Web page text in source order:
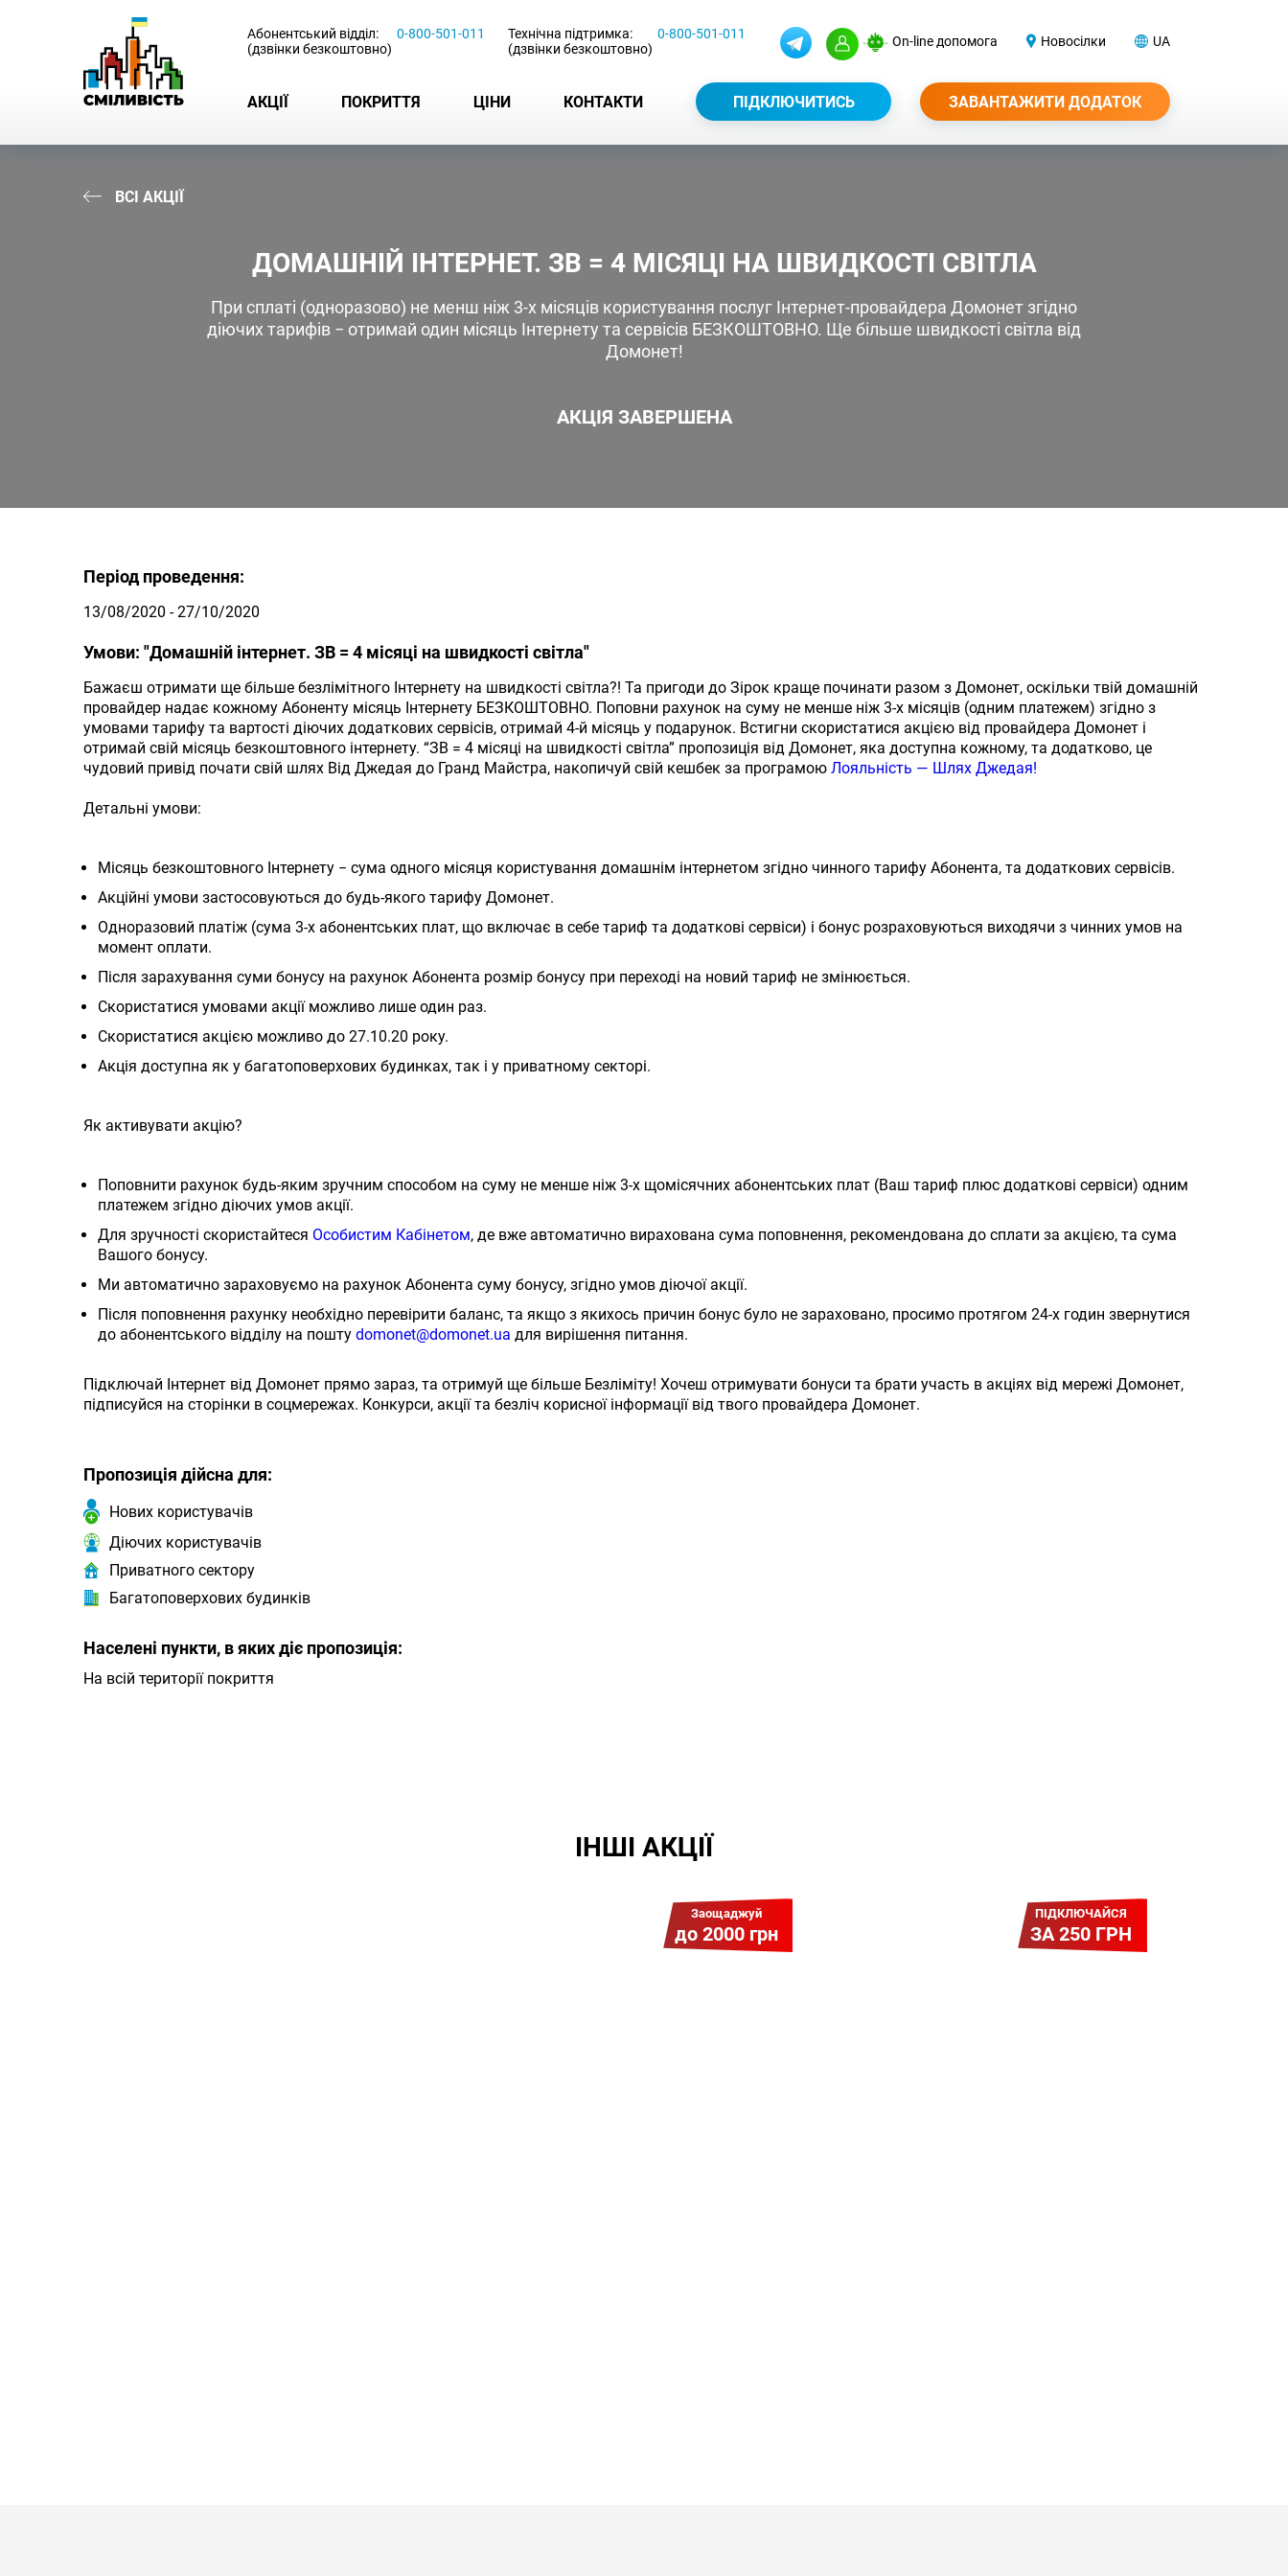
Абонентський відділ:
(дзвінки безкоштовно)
0-800-501-011
Технічна підтримка:
(дзвінки безкоштовно)
0-800-501-011 On-line допомога Новосілки UA
АКЦІЇ ПОКРИТТЯ ЦІНИ КОНТАКТИ ПІДКЛЮЧИТИСЬ ЗАВАНТАЖИТИ ДОДАТОК
ВСІ АКЦІЇ
ДОМАШНІЙ ІНТЕРНЕТ. ЗВ = 4 МІСЯЦІ НА ШВИДКОСТІ СВІТЛА
При сплаті (одноразово) не менш ніж 3-х місяців користування послуг Інтернет-провайдера Домонет згідно
діючих тарифів − отримай один місяць Інтернету та сервісів БЕЗКОШТОВНО. Ще більше швидкості світла від
Домонет!
АКЦІЯ ЗАВЕРШЕНА
Період проведення:
13/08/2020 - 27/10/2020
Умови: "Домашній інтернет. ЗВ = 4 місяці на швидкості світла"
Бажаєш отримати ще більше безлімітного Інтернету на швидкості світла?! Та пригоди до Зірок краще починати разом з Домонет, оскільки твій домашній
провайдер надає кожному Абоненту місяць Інтернету БЕЗКОШТОВНО. Поповни рахунок на суму не менше ніж 3-х місяців (одним платежем) згідно з
умовами тарифу та вартості діючих додаткових сервісів, отримай 4-й місяць у подарунок. Встигни скористатися акцією від провайдера Домонет і
отримай свій місяць безкоштовного інтернету. “ЗВ = 4 місяці на швидкості світла” пропозиція від Домонет, яка доступна кожному, та додатково, це
чудовий привід почати свій шлях Від Джедая до Гранд Майстра, накопичуй свій кешбек за програмою Лояльність — Шлях Джедая!
Детальні умови:
Місяць безкоштовного Інтернету − сума одного місяця користування домашнім інтернетом згідно чинного тарифу Абонента, та додаткових сервісів.
Акційні умови застосовуються до будь-якого тарифу Домонет.
Одноразовий платіж (сума 3-х абонентських плат, що включає в себе тариф та додаткові сервіси) і бонус розраховуються виходячи з чинних умов на
момент оплати.
Після зарахування суми бонусу на рахунок Абонента розмір бонусу при переході на новий тариф не змінюється.
Скористатися умовами акції можливо лише один раз.
Скористатися акцією можливо до 27.10.20 року.
Акція доступна як у багатоповерхових будинках, так і у приватному секторі.
Як активувати акцію?
Поповнити рахунок будь-яким зручним способом на суму не менше ніж 3-х щомісячних абонентських плат (Ваш тариф плюс додаткові сервіси) одним
платежем згідно діючих умов акції.
Для зручності скористайтеся Особистим Кабінетом, де вже автоматично вирахована сума поповнення, рекомендована до сплати за акцією, та сума
Вашого бонусу.
Ми автоматично зараховуємо на рахунок Абонента суму бонусу, згідно умов діючої акції.
Після поповнення рахунку необхідно перевірити баланс, та якщо з якихось причин бонус було не зараховано, просимо протягом 24-х годин звернутися
до абонентського відділу на пошту domonet@domonet.ua для вирішення питання.
Підключай Інтернет від Домонет прямо зараз, та отримуй ще більше Безліміту! Хочеш отримувати бонуси та брати участь в акціях від мережі Домонет,
підписуйся на сторінки в соцмережах. Конкурси, акції та безліч корисної інформації від твого провайдера Домонет.
Пропозиція дійсна для:
Нових користувачів
Діючих користувачів
Приватного сектору
Багатоповерхових будинків
Населені пункти, в яких діє пропозиція:
На всій території покриття
ІНШІ АКЦІЇ
Заощаджуй
до 2000 грн
ПІДКЛЮЧАЙСЯ
ЗА 250 ГРН